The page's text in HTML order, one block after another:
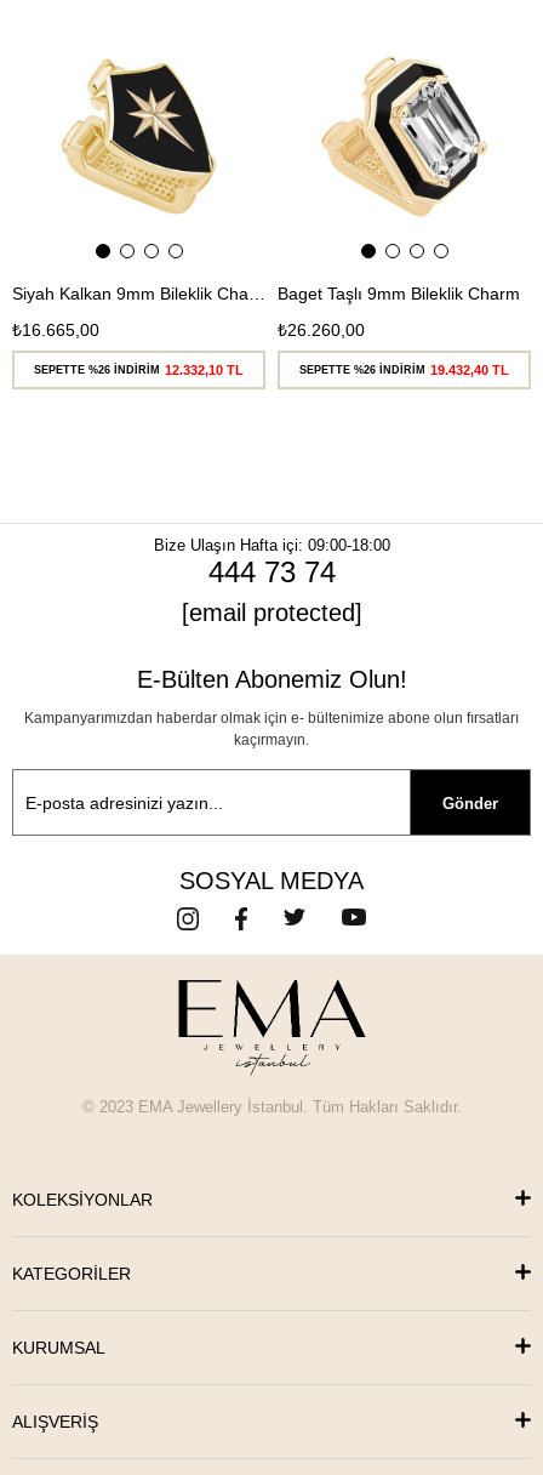
Siyah Kalkan 9mm Bileklik Charm
₺16.665,00
SEPETTE %26 İNDİRİM 12.332,10 TL
Baget Taşlı 9mm Bileklik Charm
₺26.260,00
SEPETTE %26 İNDİRİM 19.432,40 TL
Bize Ulaşın
444 73 74
[email protected]
Hafta içi: 09:00-18:00
E-Bülten Abonemiz Olun!
Kampanyarımızdan haberdar olmak için e- bültenimize abone olun fırsatları
kaçırmayın.
Gönder
SOSYAL MEDYA
© 2023 EMA Jewellery İstanbul. Tüm Hakları Saklıdır.
KOLEKSİYONLAR
KATEGORİLER
KURUMSAL
ALIŞVERİŞ